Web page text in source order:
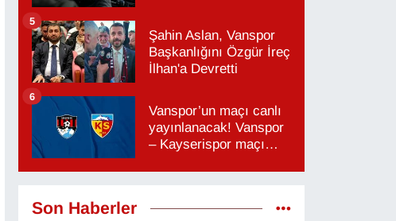
Şahin Aslan, Vanspor
Başkanlığını Özgür İreç
İlhan'a Devretti
5
Vanspor’un maçı canlı
yayınlanacak! Vanspor
– Kayserispor maçı
6
Son Haberler